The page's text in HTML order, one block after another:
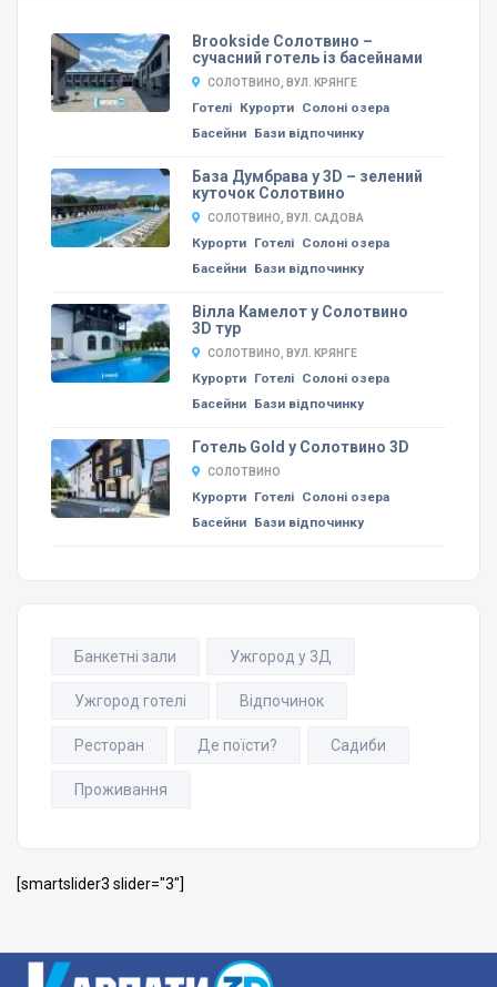
Brookside Солотвино –
сучасний готель із басейнами
СОЛОТВИНО, ВУЛ. КРЯНГЕ
Готелі Курорти Солоні озера
Басейни Бази відпочинку
База Думбрава у 3D – зелений
куточок Солотвино
СОЛОТВИНО, ВУЛ. САДОВА
Курорти Готелі Солоні озера
Басейни Бази відпочинку
Вілла Камелот у Солотвино
3D тур
СОЛОТВИНО, ВУЛ. КРЯНГЕ
Курорти Готелі Солоні озера
Басейни Бази відпочинку
Готель Gold у Солотвино 3D
СОЛОТВИНО
Курорти Готелі Солоні озера
Басейни Бази відпочинку
Банкетні зали Ужгород у 3Д
Ужгород готелі Відпочинок
Ресторан Де поїсти? Садиби
Проживання
[smartslider3 slider="3"]